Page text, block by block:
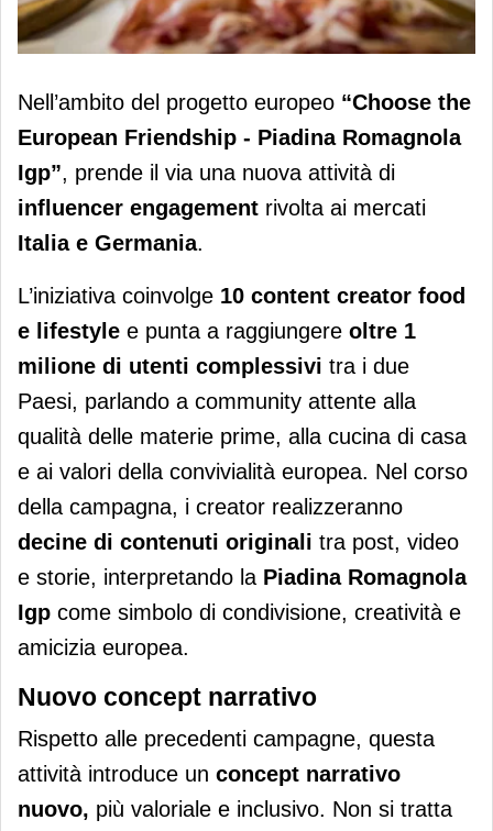
Piadina Romagnola Igp: al via l’attività
di influencer engagement in Italia e
Germania
Nell’ambito del progetto europeo “Choose the
European Friendship - Piadina Romagnola
Igp”, prende il via una nuova attività di
influencer engagement rivolta ai mercati
Italia e Germania.
L’iniziativa coinvolge 10 content creator food
e lifestyle e punta a raggiungere oltre 1
milione di utenti complessivi tra i due
Paesi, parlando a community attente alla
qualità delle materie prime, alla cucina di casa
e ai valori della convivialità europea. Nel corso
della campagna, i creator realizzeranno
decine di contenuti originali tra post, video
e storie, interpretando la Piadina Romagnola
Igp come simbolo di condivisione, creatività e
amicizia europea.
Nuovo concept narrativo
Rispetto alle precedenti campagne, questa
attività introduce un concept narrativo
nuovo, più valoriale e inclusivo. Non si tratta